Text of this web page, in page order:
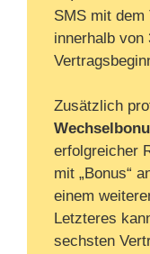
SMS mit dem
innerhalb von
Zusätzlich
erfolgreicher
mit „Bonus“
einem
Letzteres
sechsten